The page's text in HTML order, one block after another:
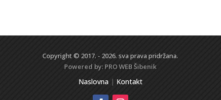
Copyright © 2017. - 2026. sva prava pridržana.
Powered by: PRO WEBŠibenik
Naslovna| Kontakt